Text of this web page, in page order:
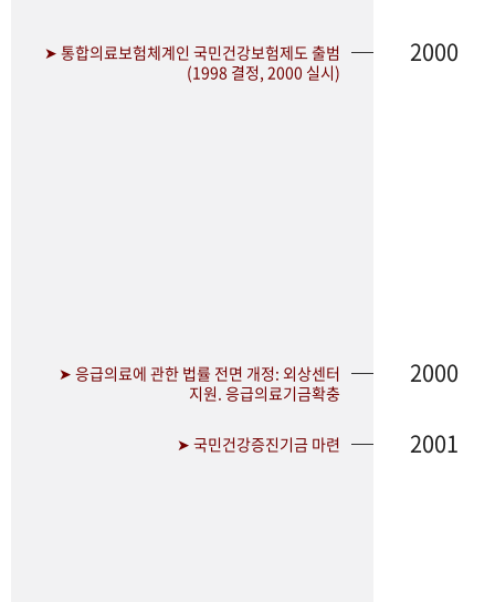
➤ 통합의료보험체계인 국민건강보험제도 출범
(1998 결정, 2000 실시)
2000
➤ 응급의료에 관한 법률 전면 개정: 외상센터
지원. 응급의료기금확충
2000
➤ 국민건강증진기금 마련 2001